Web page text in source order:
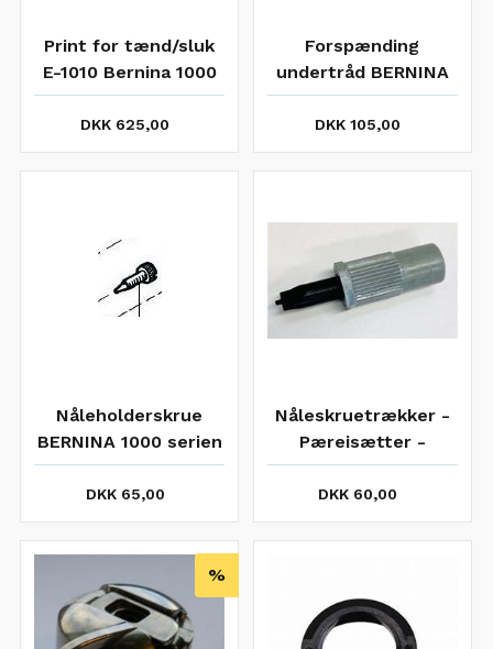
Print for tænd/sluk
E-1010 Bernina 1000
serien
DKK 625,00
Forspænding
undertråd BERNINA
1000 serien
DKK 105,00
Nåleholderskrue
BERNINA 1000 serien
DKK 65,00
Nåleskruetrækker -
Pæreisætter -
BERNINA
DKK 60,00
%